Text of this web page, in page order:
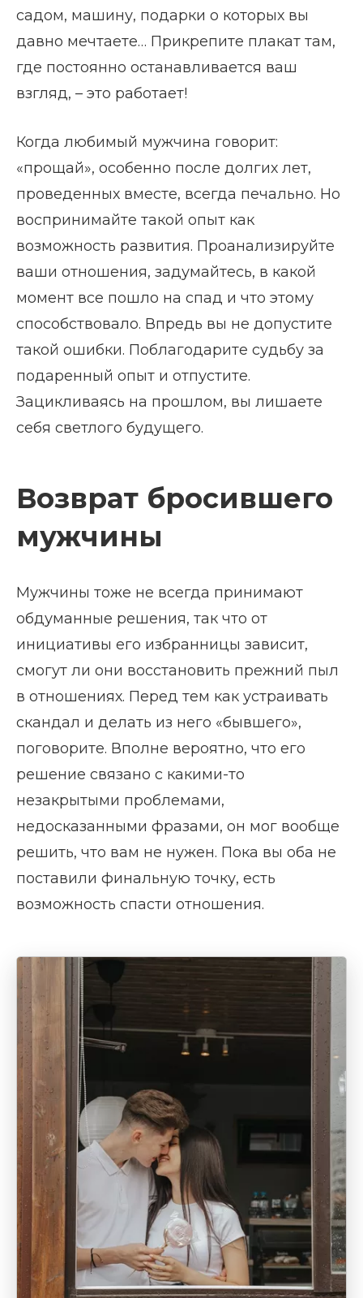
садом, машину, подарки о которых вы
давно мечтаете… Прикрепите плакат там,
где постоянно останавливается ваш
взгляд, – это работает!
Когда любимый мужчина говорит:
«прощай», особенно после долгих лет,
проведенных вместе, всегда печально. Но
воспринимайте такой опыт как
возможность развития. Проанализируйте
ваши отношения, задумайтесь, в какой
момент все пошло на спад и что этому
способствовало. Впредь вы не допустите
такой ошибки. Поблагодарите судьбу за
подаренный опыт и отпустите.
Зацикливаясь на прошлом, вы лишаете
себя светлого будущего.
Возврат бросившего
мужчины
Мужчины тоже не всегда принимают
обдуманные решения, так что от
инициативы его избранницы зависит,
смогут ли они восстановить прежний пыл
в отношениях. Перед тем как устраивать
скандал и делать из него «бывшего»,
поговорите. Вполне вероятно, что его
решение связано с какими-то
незакрытыми проблемами,
недосказанными фразами, он мог вообще
решить, что вам не нужен. Пока вы оба не
поставили финальную точку, есть
возможность спасти отношения.